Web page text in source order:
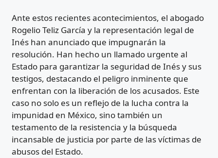
Ante estos recientes acontecimientos, el abogado
Rogelio Teliz García y la representación legal de
Inés han anunciado que impugnarán la
resolución. Han hecho un llamado urgente al
Estado para garantizar la seguridad de Inés y sus
testigos, destacando el peligro inminente que
enfrentan con la liberación de los acusados. Este
caso no solo es un reflejo de la lucha contra la
impunidad en México, sino también un
testamento de la resistencia y la búsqueda
incansable de justicia por parte de las víctimas de
abusos del Estado.